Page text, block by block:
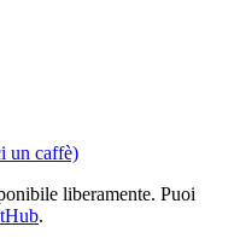
un caffè)
liberamente. Puoi
.